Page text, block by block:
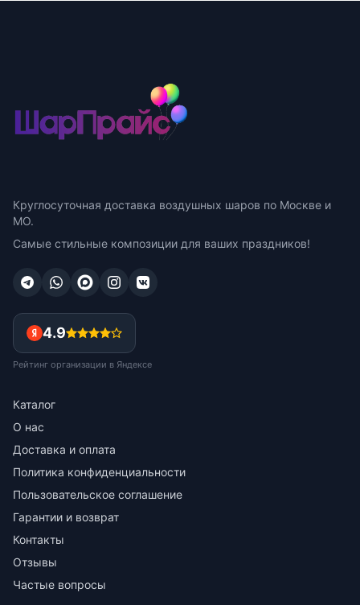
Круглосуточная доставка воздушных шаров по Москве и
МО.
Самые стильные композиции для ваших праздников!
4.9
Рейтинг организации в Яндексе
Каталог
О нас
Доставка и оплата
Политика конфиденциальности
Пользовательское соглашение
Гарантии и возврат
Контакты
Отзывы
Частые вопросы